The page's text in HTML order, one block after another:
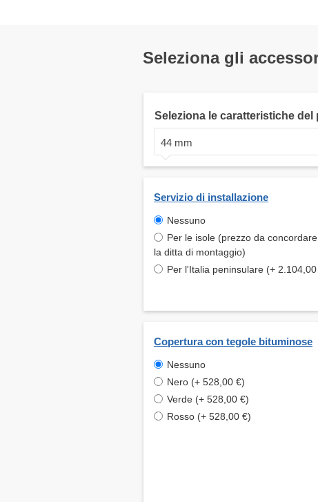
Seleziona gli
Seleziona le caratteristiche del
44 mm
Servizio di installazione
Nessuno
Per le isole (prezzo da
la ditta di montaggio)
Per l'Italia peninsulare (+
Copertura con tegole bituminose
Nessuno
Nero (+ 528,00 €)
Verde (+ 528,00 €)
Rosso (+ 528,00 €)